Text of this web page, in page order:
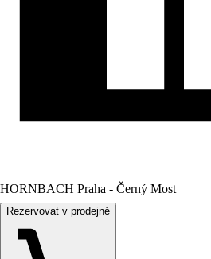
HORNBACH Praha - Černý Most
Rezervovat v prodejně